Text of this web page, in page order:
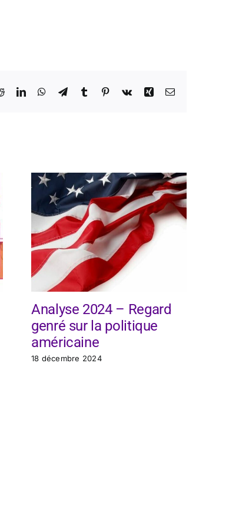
RedditLinkedInWhatsApp
TelegramTumblr Pinterest
Vk Xing Email
Analyse 2024 – Regard
genré sur la politique
américaine
18 décembre 2024